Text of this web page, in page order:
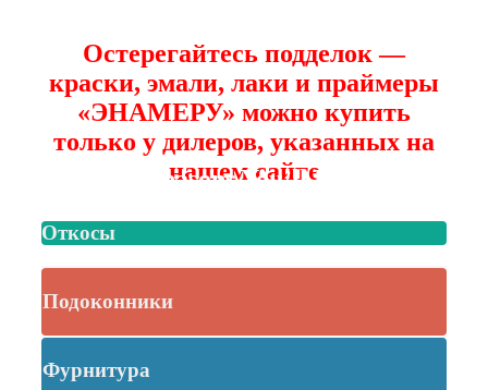
Остерегайтесь подделок —
краски, эмали, лаки и праймеры
«ЭНАМЕРУ» можно купить
только у дилеров, указанных на
нашем сайте
The Reasons You’ll Love It
Откосы
Подоконники
Фурнитура